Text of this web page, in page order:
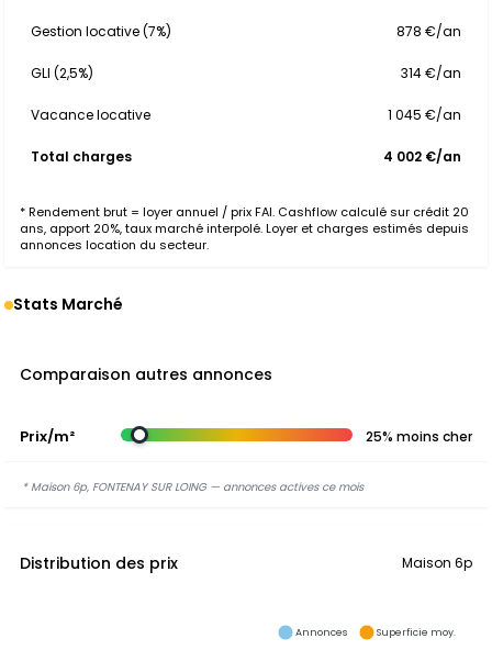
Gestion locative (7%) 878 €/an
GLI (2,5%) 314 €/an
Vacance locative 1 045 €/an
Total charges 4 002 €/an
* Rendement brut = loyer annuel / prix FAI. Cashflow calculé sur crédit 20
ans, apport 20%, taux marché interpolé. Loyer et charges estimés depuis
annonces location du secteur.
Stats Marché
Comparaison autres annonces
Prix/m² 25% moins cher
* Maison 6p, FONTENAY SUR LOING — annonces actives ce mois
Distribution des prix Maison 6p
Annonces Superficie moy.